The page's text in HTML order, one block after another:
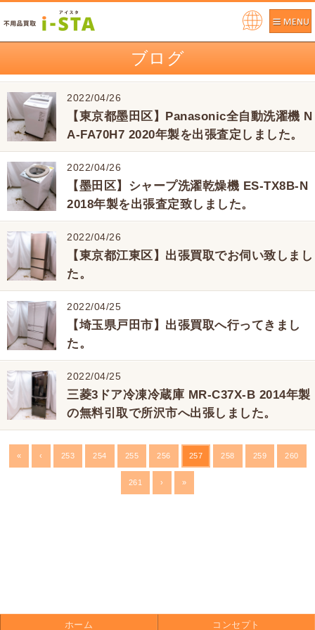
ブログ
2022/04/26
【東京都墨田区】Panasonic全自動洗濯機 N
A-FA70H7 2020年製を出張査定しました。
2022/04/26
【墨田区】シャープ洗濯乾燥機 ES-TX8B-N
2018年製を出張査定致しました。
2022/04/26
【東京都江東区】出張買取でお伺い致しまし
た。
2022/04/25
【埼玉県戸田市】出張買取へ行ってきまし
た。
2022/04/25
三菱3ドア冷凍冷蔵庫 MR-C37X-B 2014年製
の無料引取で所沢市へ出張しました。
« ‹ 253 254 255 256 257 258 259 260
261 › »
ホーム コンセプト